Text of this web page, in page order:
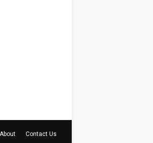
About Contact Us